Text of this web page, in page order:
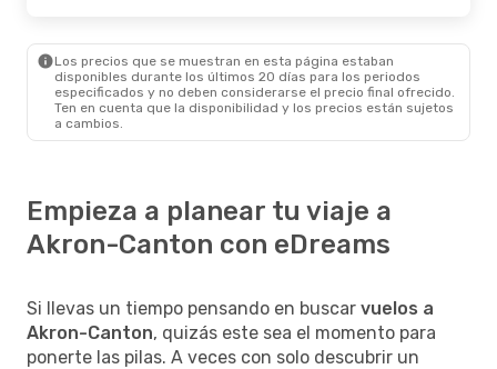
Los precios que se muestran en esta página estaban
disponibles durante los últimos 20 días para los periodos
especificados y no deben considerarse el precio final ofrecido.
Ten en cuenta que la disponibilidad y los precios están sujetos
a cambios.
Empieza a planear tu viaje a
Akron-Canton con eDreams
Si llevas un tiempo pensando en buscar vuelos a
Akron-Canton, quizás este sea el momento para
ponerte las pilas. A veces con solo descubrir un